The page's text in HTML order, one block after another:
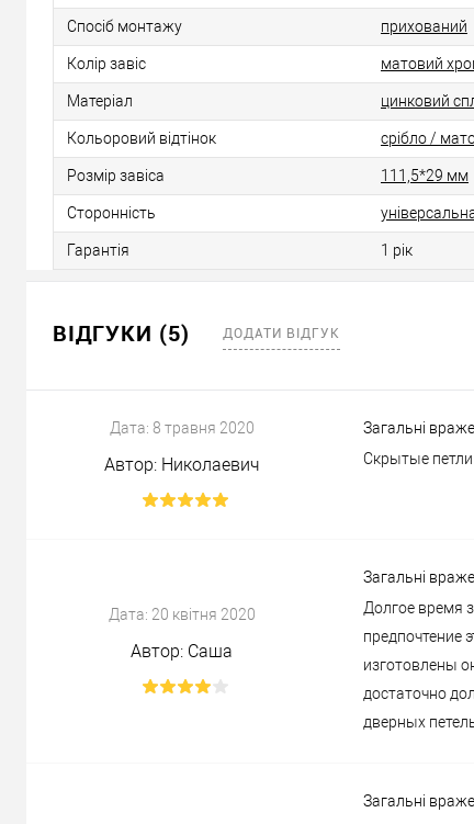
Спосіб монтажу прихований
Колір завіс матовий
Матеріал цинковий
Кольоровий відтінок срібло /
Розмір завіса 111,5*29 мм
Сторонність
Гарантія 1 рік
ВІДГУКИ (5) ДОДАТИ ВІДГУК
Дата: 8 травня 2020
Автор: Николаевич
Загальні
Скрытые
Дата: 20 квітня 2020
Автор: Саша
Загальні
Долгое время
предпочтение
изготовлены
достаточно
дверных
Загальні